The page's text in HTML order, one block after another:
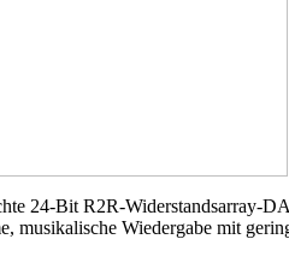
24-Bit R2R-Widerstandsarray-
musikalische Wiedergabe mit